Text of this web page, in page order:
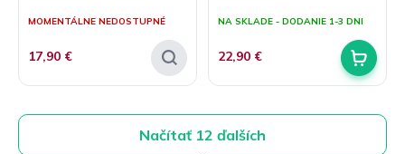
MOMENTÁLNE NEDOSTUPNÉ
17,90 €
NA SKLADE - DODANIE 1-3 DNI
22,90 €
Načítať 12 ďalších